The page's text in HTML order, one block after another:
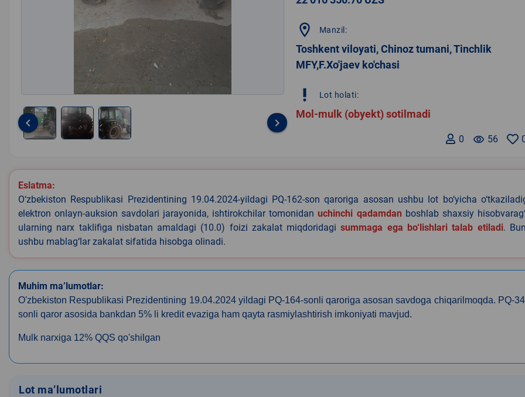
of
3
keyboard_arrow_left keyboard_arrow_right
location_on Manzil:
Toshkent viloyati, Chinoz tumani, Tinchlik
MFY,F.Xo'jaev ko'chasi
priority_high Lot holati:
Mol-mulk (obyekt) sotilmadi
remove_red_eye 56
0
Eslatma:
O‘zbekiston Respublikasi Prezidentining 19.04.2024-yildagi PQ-162-son qaroriga asosan ushbu lot bo‘yicha
elektron onlayn-auksion savdolari jarayonida, ishtirokchilar tomonidanuchinchi qadamdan boshlab shaxsiy
ularning narx taklifiga nisbatan amaldagi (10.0) foizi zakalat miqdoridagisummaga ega bo‘lishlari talab etiladi.
ushbu mablag‘lar zakalat sifatida hisobga olinadi.
Muhim ma’lumotlar:
O'zbekiston Respublikasi Prezidentining 19.04.2024 yildagi PQ-164-sonli qaroriga asosan savdoga chiqarilmoqda. PQ-
sonli qaror asosida bankdan 5% li kredit evaziga ham qayta rasmiylashtirish imkoniyati mavjud.
Mulk narxiga 12% QQS qo'shilgan
Lot ma’lumotlari